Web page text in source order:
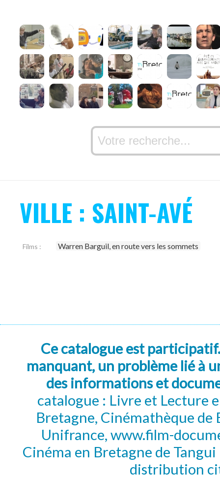
VILLE : SAINT-AVÉ
Films : Warren Barguil, en route vers les sommets
Ce catalogue est
manquant, un problème lié à
des informations et
catalogue : Livre et Lecture
Bretagne, Cinémathèque de
Unifrance, www.film-
Cinéma en Bretagne de
distribution